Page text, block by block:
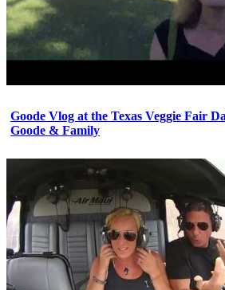
Goode Vlog at the Texas Veggie Fair
Goode & Family